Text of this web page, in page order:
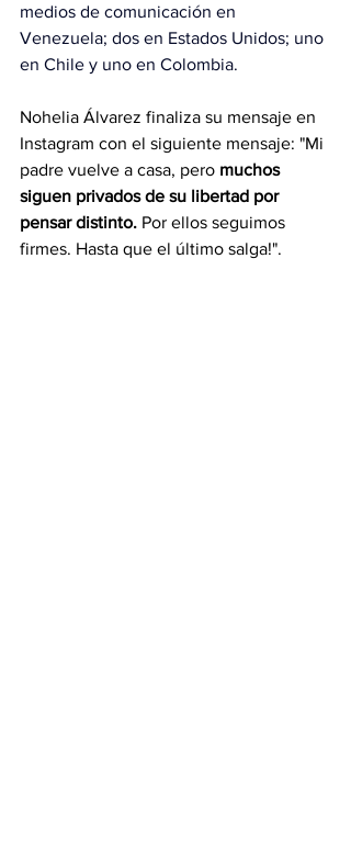
medios de comunicación en
Venezuela; dos en Estados Unidos; uno
en Chile y uno en Colombia.
Nohelia Álvarez finaliza su mensaje en
Instagram con el siguiente mensaje: "Mi
padre vuelve a casa, pero muchos
siguen privados de su libertad por
pensar distinto. Por ellos seguimos
firmes. Hasta que el último salga!".